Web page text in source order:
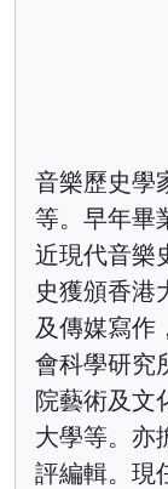
音樂歷史學
等。早年畢
近現代音樂
史獲頒香港
及傳媒寫作
會科學研究
院藝術及文
大學等。亦
評編輯。現